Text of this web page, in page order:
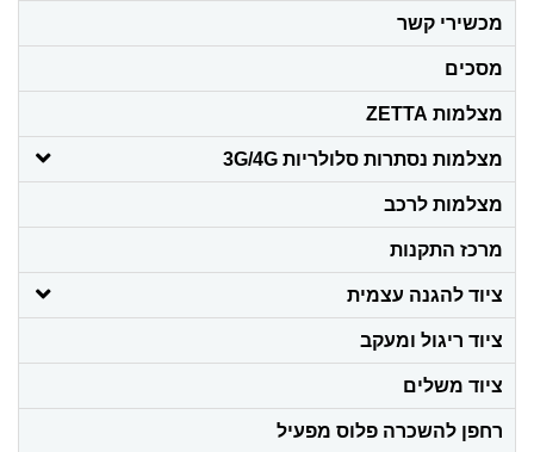
מכשירי קשר
מסכים
מצלמות ZETTA
מצלמות נסתרות סלולריות 3G/4G
מצלמות לרכב
מרכז התקנות
ציוד להגנה עצמית
ציוד ריגול ומעקב
ציוד משלים
רחפן להשכרה פלוס מפעיל